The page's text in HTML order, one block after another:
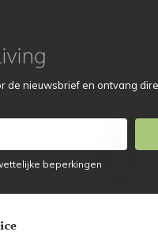
de nieuwsbrief en ontvang
beperkingen